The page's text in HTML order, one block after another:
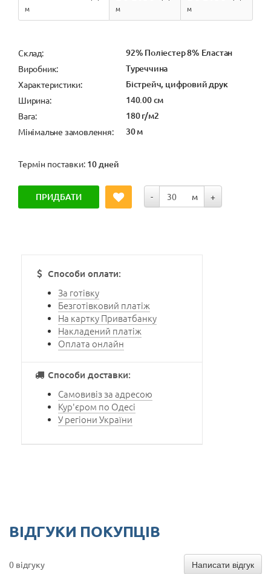
м
м
м
Cклад: 92% Поліестер 8% Еластан
Виробник: Туреччина
Характеристики: Бістрейч, цифровий друк
Ширина: 140.00 см
Вага: 180 г/м2
Мінімальне замовлення: 30 м
Термін поставки: 10 дней
ПРИДБАТИ - м +
Способи оплати:
За готівку
Безготівковий платіж
На картку Приватбанку
Накладений платіж
Оплата онлайн
Способи доставки:
Самовивіз за адресою
Кур'єром по Одесі
У регіони України
ВІДГУКИ ПОКУПЦІВ
0 відгуку Написати відгук